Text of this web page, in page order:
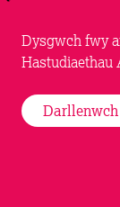
Dysgwch fwy
Hastudiaethau